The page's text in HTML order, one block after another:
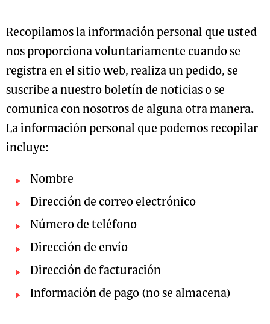
Recopilamos la información personal que usted
nos proporciona voluntariamente cuando se
registra en el sitio web, realiza un pedido, se
suscribe a nuestro boletín de noticias o se
comunica con nosotros de alguna otra manera.
La información personal que podemos recopilar
incluye:
Nombre
Dirección de correo electrónico
Número de teléfono
Dirección de envío
Dirección de facturación
Información de pago (no se almacena)